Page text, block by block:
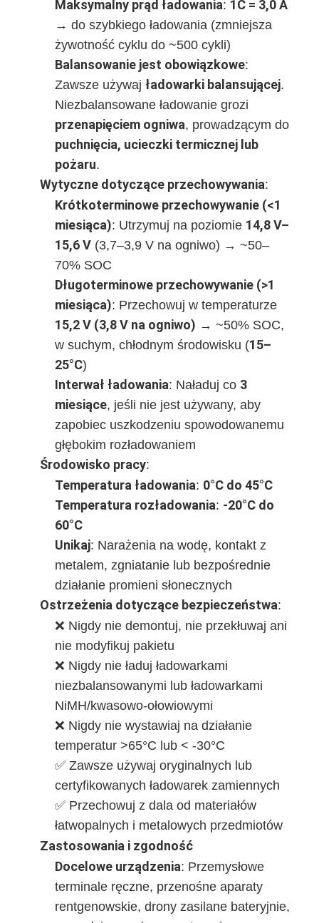
O nas
Wycieczka po fabryce
Skontaktuj się z nami
Aktualności
Sprawy
Rozmawiaj teraz.
Akumulator litowo-jonowy
Zestaw akumulatorów Li-polimerowych
Zestaw akumulatorów LiFePO4
akumulator o głębokim cyklu
BMS PCB PCM
Dostosowany zestaw akumulatorów
Zestaw baterii rowerowej
Baterie litowe UPS
akumulator litowo-jonowy
Ładowarka do akumulatorów litowo-jonowych
Pojemność
mocy
45,6 Wh
Maks.
napięcie
ładowania
17 V
Napięcie
odcięcia
11,2 V
Maksymalny prąd ładowania‌: ‌ 1C = 3,0 A
→ do szybkiego ładowania (zmniejsza
żywotność cyklu do ~500 cykli)
Balansowanie jest obowiązkowe‌:
Zawsze używaj ‌ładowarki balansującej‌.
Niezbalansowane ładowanie grozi
przenapięciem ogniwa‌, prowadzącym do
puchnięcia, ucieczki termicznej lub
pożaru‌.
Wytyczne dotyczące przechowywania‌:
Krótkoterminowe przechowywanie (<1
miesiąca)‌: Utrzymuj na poziomie ‌ 14,8 V–
15,6 V ‌ (3,7–3,9 V na ogniwo) → ~50–
70% SOC
Długoterminowe przechowywanie (>1
miesiąca)‌: Przechowuj w temperaturze
15,2 V (3,8 V na ogniwo) ‌ → ~50% SOC,
w suchym, chłodnym środowisku (‌15–
25°C‌)
Interwał ładowania‌: Naładuj co ‌ 3
miesiące‌, jeśli nie jest używany, aby
zapobiec uszkodzeniu spowodowanemu
głębokim rozładowaniem
Środowisko pracy‌:
Temperatura ładowania‌: ‌ 0°C do 45°C
Temperatura rozładowania‌: ‌ -20°C do
60°C
Unikaj‌: Narażenia na wodę, kontakt z
metalem, zgniatanie lub bezpośrednie
działanie promieni słonecznych
Ostrzeżenia dotyczące bezpieczeństwa‌:
❌ Nigdy nie demontuj, nie przekłuwaj ani
nie modyfikuj pakietu
❌ Nigdy nie ładuj ładowarkami
niezbalansowanymi lub ładowarkami
NiMH/kwasowo-ołowiowymi
❌ Nigdy nie wystawiaj na działanie
temperatur >65°C lub < -30°C
✅ Zawsze używaj oryginalnych lub
certyfikowanych ładowarek zamiennych
✅ Przechowuj z dala od materiałów
łatwopalnych i metalowych przedmiotów
Zastosowania i zgodność
Docelowe urządzenia‌: Przemysłowe
terminale ręczne, przenośne aparaty
rentgenowskie, drony zasilane bateryjnie,